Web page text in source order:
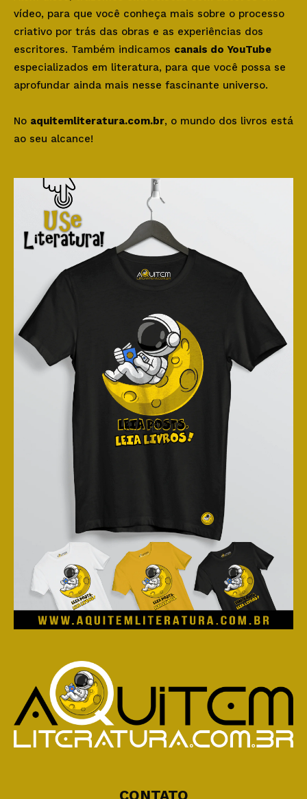
vídeo, para que você conheça mais sobre o processo
criativo por trás das obras e as experiências dos
escritores. Também indicamos canais do YouTube
especializados em literatura, para que você possa se
aprofundar ainda mais nesse fascinante universo.
No aquitemliteratura.com.br, o mundo dos livros está
ao seu alcance!
CONTATO